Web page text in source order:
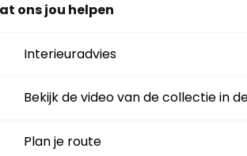
Casoli, 3-zits - flex
Casoli, poef / hocker
ons jou helpen
Interieuradvies
Bekijk de video van de collectie in
Plan je route